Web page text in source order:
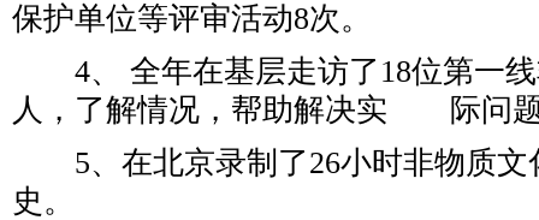
保护单位等评审活动8次。
4、 全年在基层走访了18位第一线
人，了解情况，帮助解决实 际问
5、在北京录制了26小时非物质文
史。